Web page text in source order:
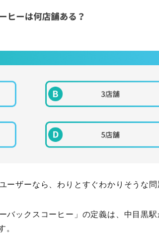
ーザーなら、わりとすぐわかりそうな問
バックスコーヒー」の定義は、中目黒駅
。